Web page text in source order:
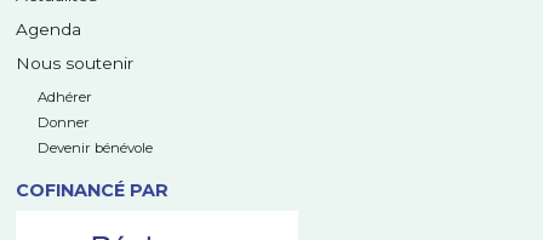
Agenda
Nous soutenir
Adhérer
Donner
Devenir bénévole
COFINANCÉ PAR